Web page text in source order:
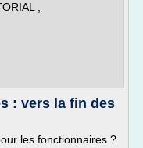
,
: vers la fin des
les fonctionnaires ?